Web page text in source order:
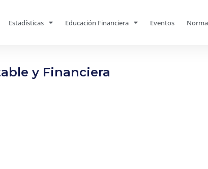
Estadísticas Educación Financiera Eventos
y Financiera